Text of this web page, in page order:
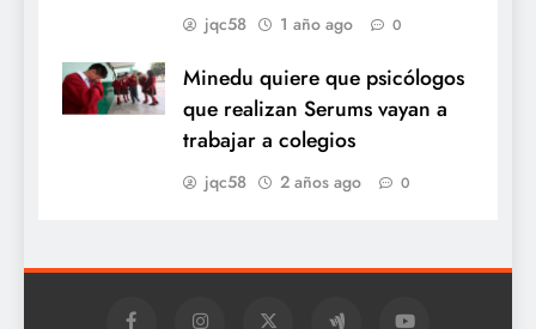
jqc58 1 año ago 0
Minedu quiere que psicólogos
que realizan Serums vayan a
trabajar a colegios
jqc58 2 años ago 0